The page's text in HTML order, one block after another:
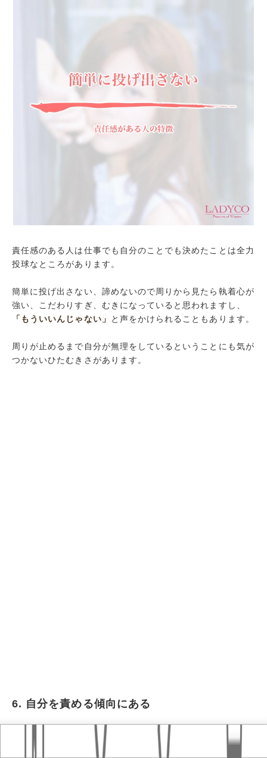
責任感のある人は仕事でも自分のことでも決めたことは全力
投球なところがあります。
簡単に投げ出さない、諦めないので周りから見たら執着心が
強い、こだわりすぎ、むきになっていると思われますし、
「もういいんじゃない」
と声をかけられることもあります。
周りが止めるまで自分が無理をしているということにも気が
つかないひたむきさがあります。
6. 自分を責める傾向にある
おすすめ記事